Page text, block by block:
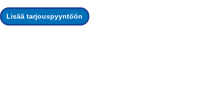
Lisää tarjouspyyntöön